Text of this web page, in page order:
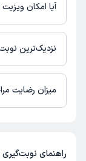
آیا امکان
در حال حاضر
نیست. برای دریافت
نزدیک‌ترین
زینب رشیدی از روز یکشنبه 18 مرداد 1405 بیمار
میزان رضایت
راهنمای نوبت‌گیری